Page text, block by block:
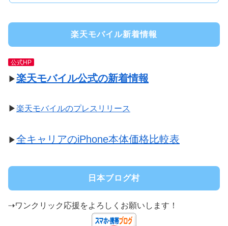
楽天モバイル新着情報
公式HP
▶楽天モバイル公式の新着情報
▶楽天モバイルのプレスリリース
▶全キャリアのiPhone本体価格比較表
日本ブログ村
⇢ワンクリック応援をよろしくお願いします！